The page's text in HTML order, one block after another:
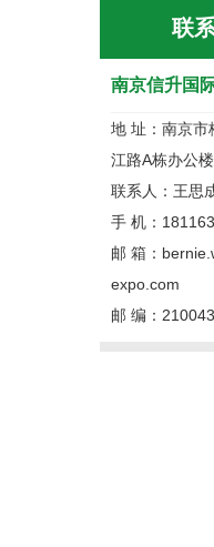
联
南京信升国
地 址：南京市
江路A栋办公
联系人：王
手 机：
邮 箱：
expo.com
邮 编：210043